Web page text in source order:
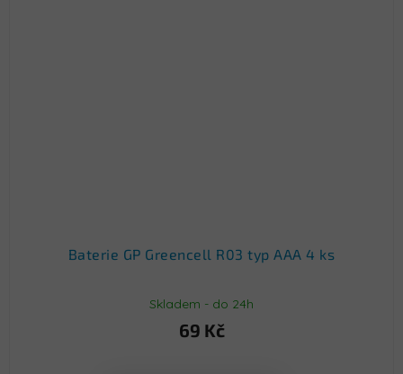
Baterie GP Greencell R03 typ AAA 4 ks
Skladem - do 24h
69 Kč